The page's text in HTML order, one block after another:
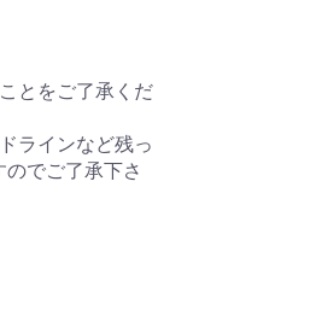
とをご了承くだ
ラインなど残っ
でご了承下さ